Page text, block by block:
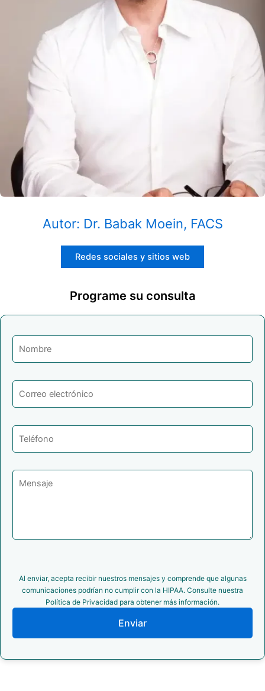
Autor: Dr. Babak Moein, FACS
Redes sociales y sitios web
Programe su consulta
Al enviar, acepta recibir nuestros mensajes y comprende que algunas
comunicaciones podrían no cumplir con la HIPAA. Consulte nuestra
Política de Privacidad para obtener más información.
Enviar